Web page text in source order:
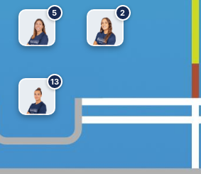
5 2
13